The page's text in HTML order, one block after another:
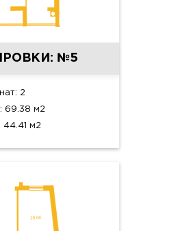
№5
2
69.38 м2
м2